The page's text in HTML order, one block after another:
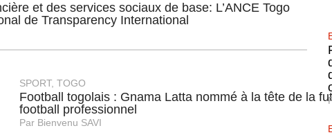
et des services sociaux de base: L’ANCE Togo
de Transparency International
SPORT, TOGO
Football togolais : Gnama Latta nommé à la tête de la
football professionnel
Par Bienvenu SAVI